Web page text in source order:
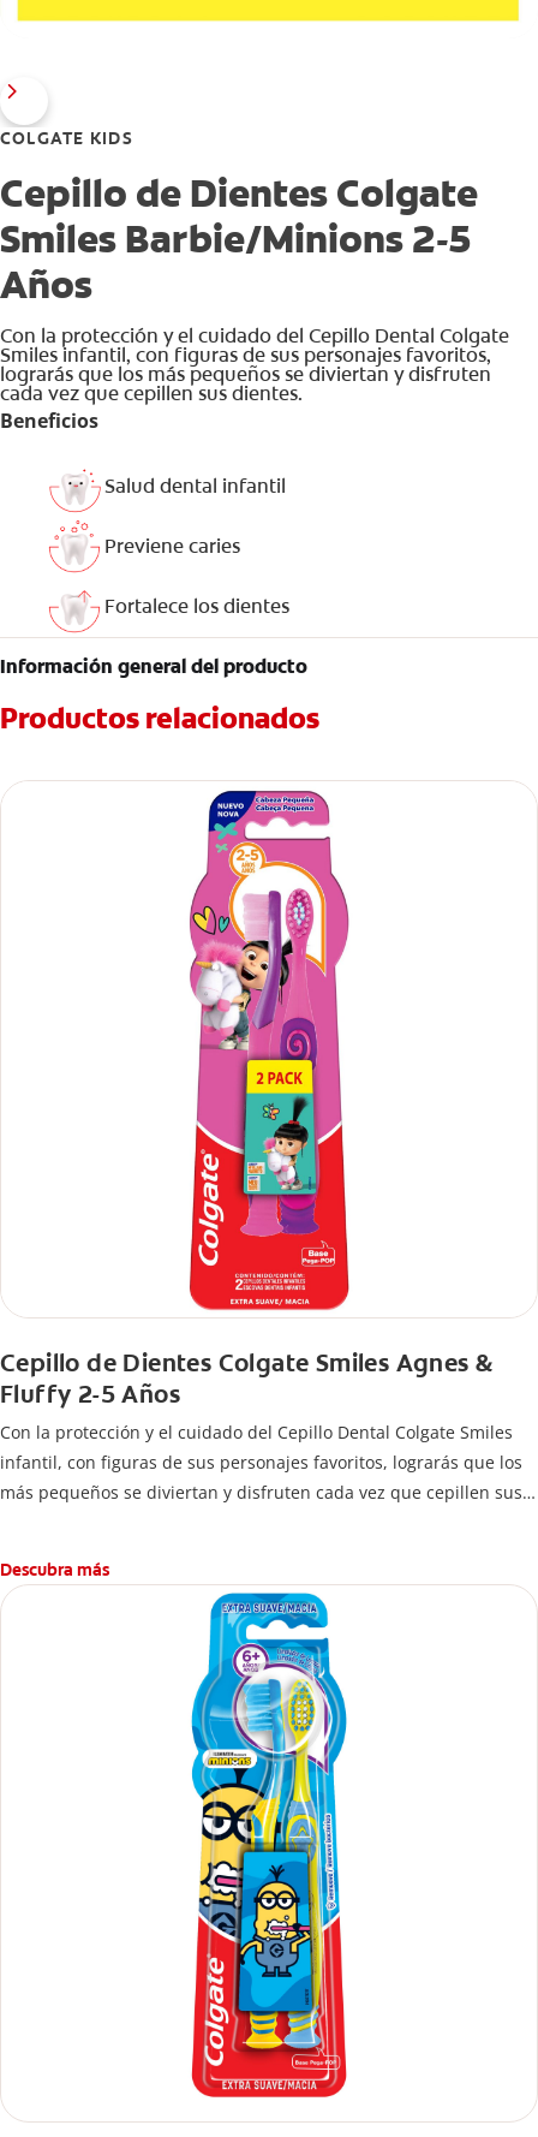
COLGATE KIDS
Cepillo de Dientes Colgate
Smiles Barbie/Minions 2-5
Años
Con la protección y el cuidado del Cepillo Dental Colgate
Smiles infantil, con figuras de sus personajes favoritos,
lograrás que los más pequeños se diviertan y disfruten
cada vez que cepillen sus dientes.
Beneficios
Salud dental infantil
Previene caries
Fortalece los dientes
Información general del producto
Productos relacionados
Cepillo de Dientes Colgate Smiles Agnes &
Fluffy 2-5 Años
Con la protección y el cuidado del Cepillo Dental Colgate Smiles
infantil, con figuras de sus personajes favoritos, lograrás que los
más pequeños se diviertan y disfruten cada vez que cepillen sus
Descubra más